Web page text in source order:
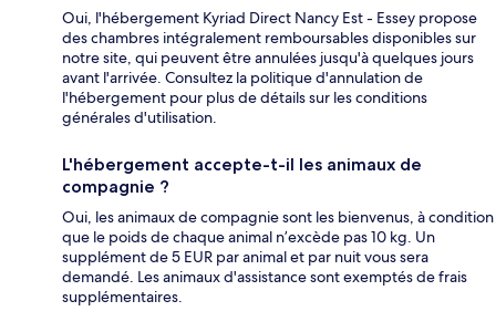
Oui, l'hébergement Kyriad Direct Nancy Est - Essey propose
des chambres intégralement remboursables disponibles sur
notre site, qui peuvent être annulées jusqu'à quelques jours
avant l'arrivée. Consultez la politique d'annulation de
l'hébergement pour plus de détails sur les conditions
générales d'utilisation.
L'hébergement accepte-t-il les animaux de
compagnie ?
Oui, les animaux de compagnie sont les bienvenus, à condition
que le poids de chaque animal n’excède pas 10 kg. Un
supplément de 5 EUR par animal et par nuit vous sera
demandé. Les animaux d'assistance sont exemptés de frais
supplémentaires.